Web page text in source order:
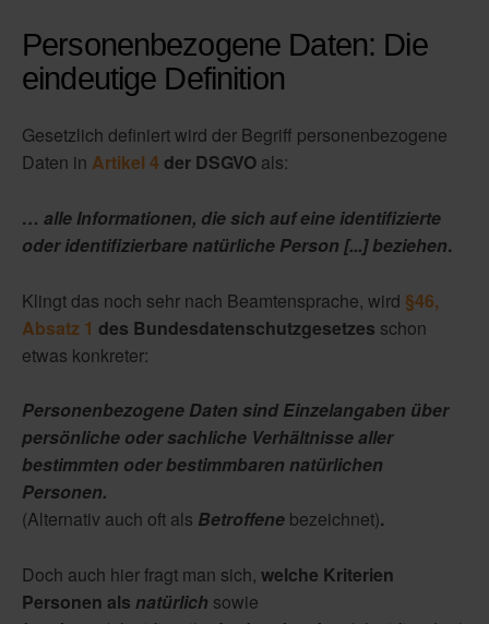
Personenbezogene Daten: Die
eindeutige Definition
Gesetzlich definiert wird der Begriff personenbezogene
Daten in Artikel 4 der DSGVO als:
… alle Informationen, die sich auf eine identifizierte
oder identifizierbare natürliche Person [...] beziehen.
Klingt das noch sehr nach Beamtensprache, wird §46,
Absatz 1 des Bundesdatenschutzgesetzes schon
etwas konkreter:
Personenbezogene Daten sind Einzelangaben über
persönliche oder sachliche Verhältnisse aller
bestimmten oder bestimmbaren natürlichen
Personen.
(Alternativ auch oft als Betroffene bezeichnet).
Doch auch hier fragt man sich, welche Kriterien
Personen als natürlich sowie